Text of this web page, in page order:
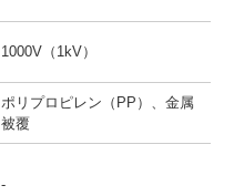
1000V（1kV）
ポリプロピレン（PP）、金属
被覆
-